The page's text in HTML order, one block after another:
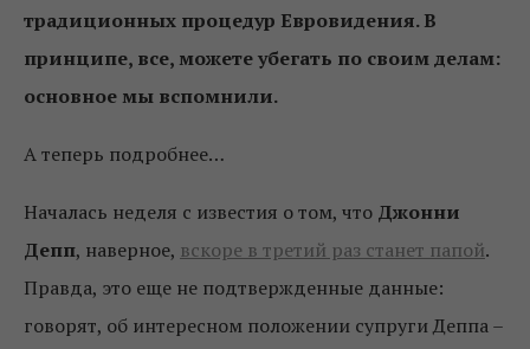
традиционных процедур Евровидения. В
принципе, все, можете убегать по своим делам:
основное мы вспомнили.
А теперь подробнее…
Началась неделя с известия о том, что Джонни
Депп, наверное, вскоре в третий раз станет папой.
Правда, это еще не подтвержденные данные:
говорят, об интересном положении супруги Деппа –